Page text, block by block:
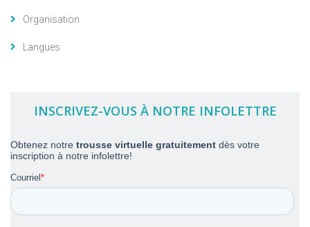
Organisation
Langues
INSCRIVEZ-VOUS À NOTRE INFOLETTRE